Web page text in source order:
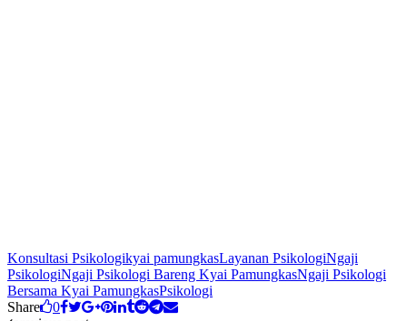
Konsultasi Psikologikyai pamungkasLayanan PsikologiNgaji
PsikologiNgaji Psikologi Bareng Kyai PamungkasNgaji Psikologi
Bersama Kyai PamungkasPsikologi
Share
0